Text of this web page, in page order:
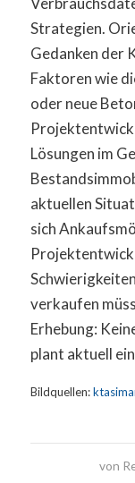
Strategien.
Gedanken der
Faktoren wie
oder neue
Lösungen im
aktuellen
sich
verkaufen
Erhebung:
plant aktuell
Bildquellen:
von